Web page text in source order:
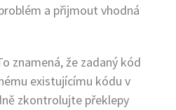
a přijmout vhodná
znamená, že zadaný kód
existujícímu kódu v
zkontrolujte překlepy